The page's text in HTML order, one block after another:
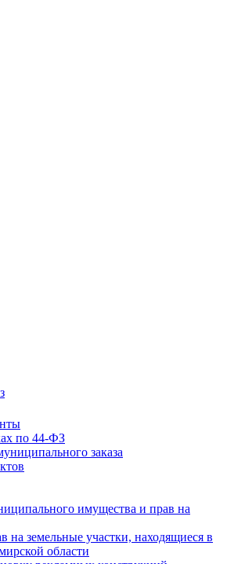
по 44-ФЗ
заказа
имущества и прав на
на земельные участки, находящиеся в
области